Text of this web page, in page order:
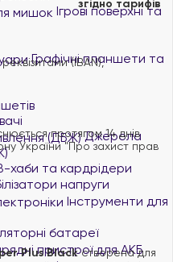
Ігрові поверхні та
Графічні планшети та
Джерела
хаби та кардрідери
напруги
Інструменти для
батареї
пристрої для АКБ
згідно тарифів
(IBAN),
протягом 14 днів
України "Про захист прав
Plus Blackстворена для